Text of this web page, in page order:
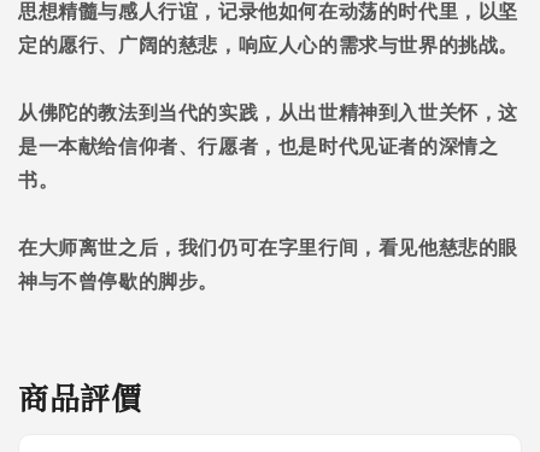
思想精髓与感人行谊，记录他如何在动荡的时代里，以坚
定的愿行、广阔的慈悲，响应人心的需求与世界的挑战。
从佛陀的教法到当代的实践，从出世精神到入世关怀，这
是一本献给信仰者、行愿者，也是时代见证者的深情之
书。
在大师离世之后，我们仍可在字里行间，看见他慈悲的眼
神与不曾停歇的脚步。
商品評價